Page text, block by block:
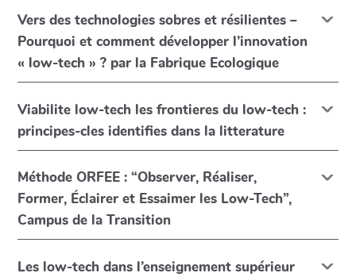
Vers des technologies sobres et résilientes –
Pourquoi et comment développer l’innovation
« low-tech » ? par la Fabrique Ecologique
Viabilite low-tech les frontieres du low-tech :
principes-cles identifies dans la litterature
Méthode ORFEE : “Observer, Réaliser,
Former, Éclairer et Essaimer les Low-Tech”,
Campus de la Transition
Les low-tech dans l’enseignement supérieur